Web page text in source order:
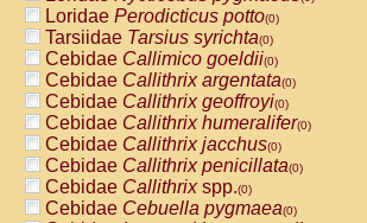
Loridae Perodicticus potto(0)
Tarsiidae Tarsius syrichta(0)
Cebidae Callimico goeldii(0)
Cebidae Callithrix argentata(0)
Cebidae Callithrix geoffroyi(0)
Cebidae Callithrix humeralifer(0)
Cebidae Callithrix jacchus(0)
Cebidae Callithrix penicillata(0)
Cebidae Callithrixspp.(0)
Cebidae Cebuella pygmaea(0)